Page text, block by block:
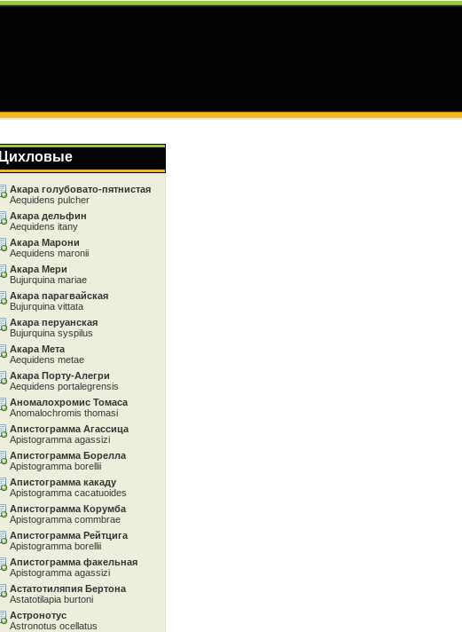
Цихловые
Акара голубовато-пятнистая
Aequidens pulcher
Акара дельфин
Aequidens itany
Акара Марони
Aequidens maronii
Акара Мери
Bujurquina mariae
Акара парагвайская
Bujurquina vittata
Акара перуанская
Bujurquina syspilus
Акара Мета
Aequidens metae
Акара Порту-Алегри
Aequidens portalegrensis
Аномалохромис Томаса
Anomalochromis thomasi
Апистограмма Агассица
Apistogramma agassizi
Апистограмма Борелла
Apistogramma borellii
Апистограмма какаду
Apistogramma cacatuoides
Апистограмма Корумба
Apistogramma commbrae
Апистограмма Рейтцига
Apistogramma borellii
Апистограмма факельная
Apistogramma agassizi
Астатотиляпия Бертона
Astatotilapia burtoni
Астронотус
Astronotus ocellatus